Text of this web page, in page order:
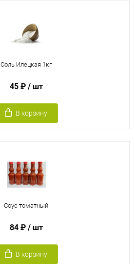
Соль Илецкая 1кг
45 ₽ / шт
В корзину
Соус томатный
84 ₽ / шт
В корзину